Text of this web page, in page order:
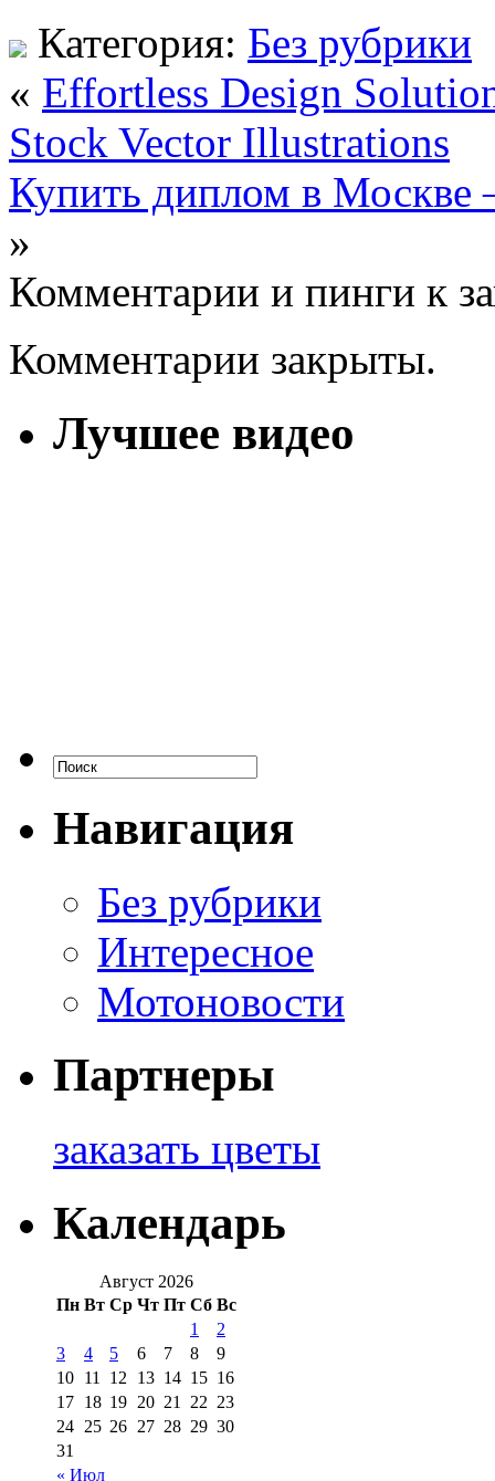
Категория: Без рубрики
« Effortless Design
Stock Vector Illustrations
Купить диплом в
»
Комментарии и пинги к
Комментарии закрыты.
Лучшее видео
Навигация
Без рубрики
Интересное
Мотоновости
Партнеры
заказать цветы
Календарь
Август 2026
Пн Вт Ср Чт Пт Сб Вс
« Июл
1
2
3
4 5 6 7 8
9
10 11 12 13 14 15 16
17 18 19 20 21 22 23
24 25 26 27 28 29 30
31